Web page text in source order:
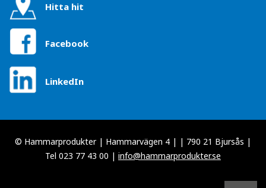
Hitta hit
Facebook
LinkedIn
© Hammarprodukter | Hammarvägen 4 | | 790 21 Bjursås |
Tel 023 77 43 00 | info@hammarprodukter.se